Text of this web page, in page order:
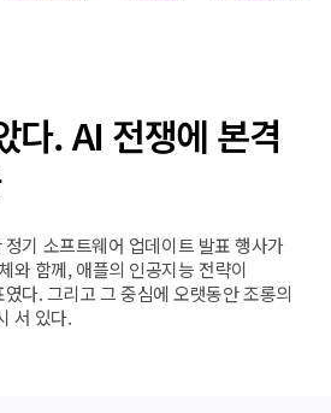
다. AI 전쟁에 본격
기 소프트웨어 업데이트 발표 행사가
와 함께, 애플의 인공지능 전략이
다. 그리고 그 중심에 오랫동안 조롱의
서 있다.